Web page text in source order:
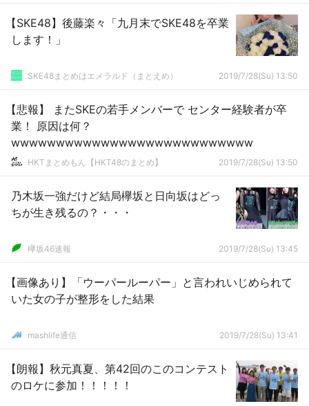
【SKE48】後藤楽々「九月末でSKE48を卒業
します！」
SKE48まとめはエメラルド（まとえめ） 2019/7/28(Su) 13:50
【悲報】 またSKEの若手メンバーで センター経験者が卒
業！ 原因は何？
wwwwwwwwwwwwwwwwwwwwwwwwwww
HKTまとめもん【HKT48のまとめ】 2019/7/28(Su) 13:50
乃木坂一強だけど結局欅坂と日向坂はどっ
ちが生き残るの？・・・
欅坂46速報 2019/7/28(Su) 13:45
【画像あり】「ウーパールーパー」と言われいじめられて
いた女の子が整形をした結果
mashlife通信 2019/7/28(Su) 13:41
【朗報】秋元真夏、第42回のこのコンテスト
のロケに参加！！！！！